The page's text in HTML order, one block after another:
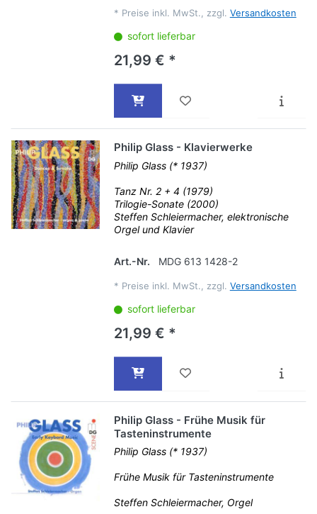
* Preise inkl. MwSt., zzgl. Versandkosten
sofort lieferbar
21,99 € *
Philip Glass - Klavierwerke
Philip Glass (* 1937)
Tanz Nr. 2 + 4 (1979)
Trilogie-Sonate (2000)
Steffen Schleiermacher, elektronische
Orgel und Klavier
Art.-Nr. MDG 613 1428-2
* Preise inkl. MwSt., zzgl. Versandkosten
sofort lieferbar
21,99 € *
Philip Glass - Frühe Musik für
Tasteninstrumente
Philip Glass (* 1937)
Frühe Musik für Tasteninstrumente
Steffen Schleiermacher, Orgel